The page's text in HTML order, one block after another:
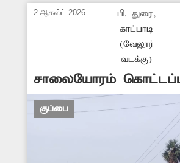
இதுவரை எந்தவொரு
எடுக்கவில்லை. எனவே
கொட்டப்பட்டுள்ள
இனி குப்பைகள்
அறிவிப்பு பலகை வைக்க
நடவடிக்கை எடுப்பார்களா?
2 ஆகஸ்ட் 2026
பி. துரை,
காட்பாடி
(வேலூர்
வடக்கு)
சாலையோரம்
குப்பைகள்
குப்பை